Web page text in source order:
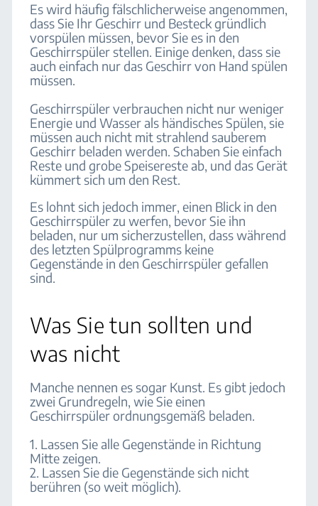
Es wird häufig fälschlicherweise angenommen,
dass Sie Ihr Geschirr und Besteck gründlich
vorspülen müssen, bevor Sie es in den
Geschirrspüler stellen. Einige denken, dass sie
auch einfach nur das Geschirr von Hand spülen
müssen.
Geschirrspüler verbrauchen nicht nur weniger
Energie und Wasser als händisches Spülen, sie
müssen auch nicht mit strahlend sauberem
Geschirr beladen werden. Schaben Sie einfach
Reste und grobe Speisereste ab, und das Gerät
kümmert sich um den Rest.
Es lohnt sich jedoch immer, einen Blick in den
Geschirrspüler zu werfen, bevor Sie ihn
beladen, nur um sicherzustellen, dass während
des letzten Spülprogramms keine
Gegenstände in den Geschirrspüler gefallen
sind.
Was Sie tun sollten und
was nicht
Manche nennen es sogar Kunst. Es gibt jedoch
zwei Grundregeln, wie Sie einen
Geschirrspüler ordnungsgemäß beladen.
1. Lassen Sie alle Gegenstände in Richtung
Mitte zeigen.
2. Lassen Sie die Gegenstände sich nicht
berühren (so weit möglich).